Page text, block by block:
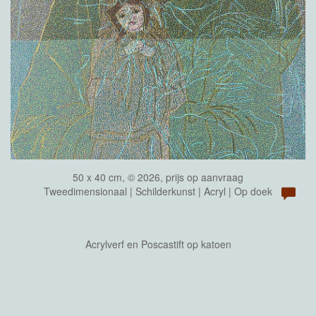
50 x 40 cm, © 2026, prijs op aanvraag
Tweedimensionaal | Schilderkunst | Acryl | Op doek
Acrylverf en Poscastift op katoen